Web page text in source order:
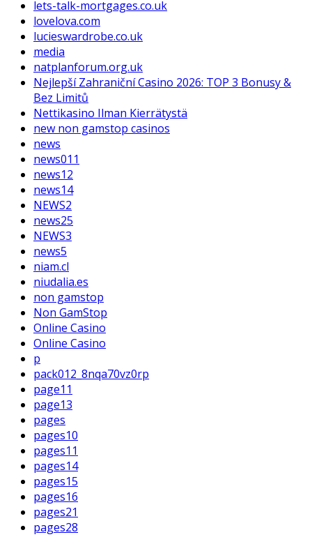
lets-talk-mortgages.co.uk
lovelova.com
lucieswardrobe.co.uk
media
natplanforum.org.uk
Nejlepší Zahraniční Casino 2026: TOP 3 Bonusy &
Bez Limitů
Nettikasino Ilman Kierrätystä
new non gamstop casinos
news
news011
news12
news14
NEWS2
news25
NEWS3
news5
niam.cl
niudalia.es
non gamstop
Non GamStop
Online Casino
Online Casino
p
pack012_8nqa70vz0rp
page11
page13
pages
pages10
pages11
pages14
pages15
pages16
pages21
pages28